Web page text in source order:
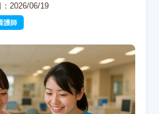
：2026/06/19
護師